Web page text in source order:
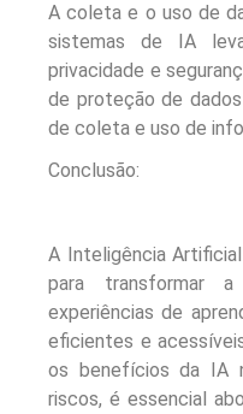
A coleta e o uso de
sistemas de IA
privacidade e
de proteção de
de coleta e uso de
Conclusão:
A Inteligência
para transformar a
experiências de
eficientes e
os benefícios da IA
riscos, é essencial